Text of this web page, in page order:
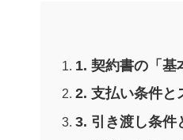
1. 契約書の「基
2. 支払い条件と
3. 引き渡し条件